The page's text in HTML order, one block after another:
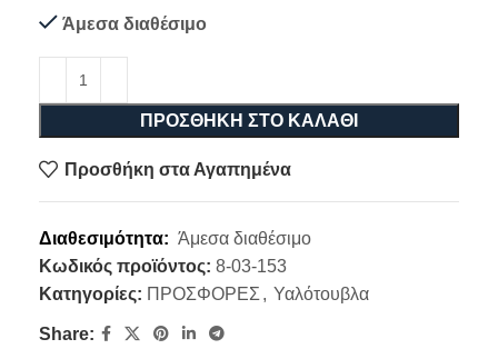
Άμεσα διαθέσιμο
ΠΡΟΣΘΉΚΗ ΣΤΟ ΚΑΛΆΘΙ
Προσθήκη στα Αγαπημένα
Διαθεσιμότητα: Άμεσα διαθέσιμο
Κωδικός προϊόντος: 8-03-153
Κατηγορίες: ΠΡΟΣΦΟΡΕΣ , Υαλότουβλα
Share: